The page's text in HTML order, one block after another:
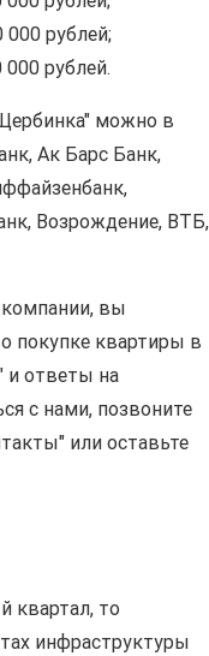
рублей;
рублей.
можно в
Ак Барс Банк,
Возрождение, ВТБ,
вы
покупке квартиры в
и ответы на
с нами, позвоните
или оставьте
квартал, то
инфраструктуры